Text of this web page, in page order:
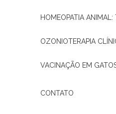
HOMEOPATIA
OZONIOTERAPIA
VACINAÇÃO EM
CONTATO